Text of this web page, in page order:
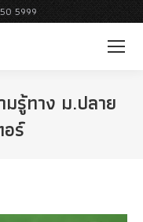
5999
รู้ทาง ม.ปลาย
ร์